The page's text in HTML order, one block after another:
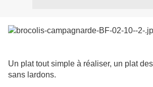
Un plat tout simple à réaliser, un plat
sans lardons.